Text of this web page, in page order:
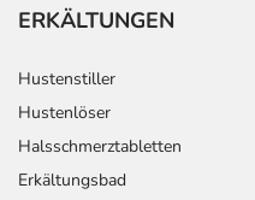
ERKÄLTUNGEN
Hustenstiller
Hustenlöser
Halsschmerztabletten
Erkältungsbad